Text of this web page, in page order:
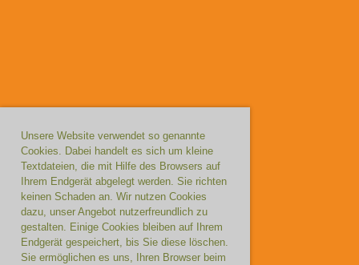
Unsere Website verwendet so genannte
Cookies. Dabei handelt es sich um kleine
Textdateien, die mit Hilfe des Browsers auf
Ihrem Endgerät abgelegt werden. Sie richten
keinen Schaden an. Wir nutzen Cookies
dazu, unser Angebot nutzerfreundlich zu
gestalten. Einige Cookies bleiben auf Ihrem
Endgerät gespeichert, bis Sie diese löschen.
Sie ermöglichen es uns, Ihren Browser beim